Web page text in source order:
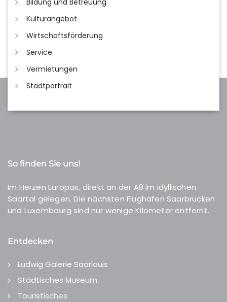
Bildung und Betreuung
Kulturangebot
Wirtschaftsförderung
Service
Vermietungen
Stadtportrait
So finden Sie uns!
Im Herzen Europas, direkt an der A8 im idyllischen
Saartal gelegen. Die nächsten Flughäfen Saarbrücken
und Luxembourg sind nur wenige Kilometer entfernt.
Entdecken
Ludwig Galerie Saarlouis
Städtisches Museum
Touristisches